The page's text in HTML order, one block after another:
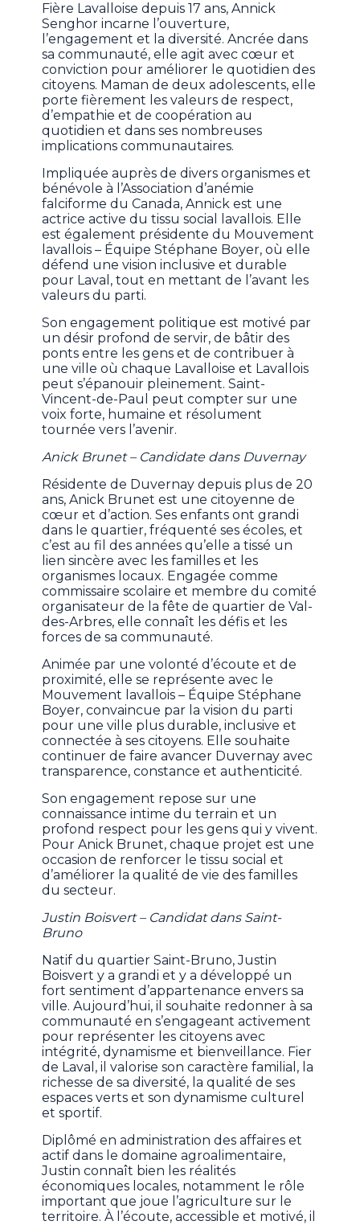
Fière Lavalloise depuis 17 ans, Annick
Senghor incarne l’ouverture,
l’engagement et la diversité. Ancrée dans
sa communauté, elle agit avec cœur et
conviction pour améliorer le quotidien des
citoyens. Maman de deux adolescents, elle
porte fièrement les valeurs de respect,
d’empathie et de coopération au
quotidien et dans ses nombreuses
implications communautaires.
Impliquée auprès de divers organismes et
bénévole à l’Association d’anémie
falciforme du Canada, Annick est une
actrice active du tissu social lavallois. Elle
est également présidente du Mouvement
lavallois – Équipe Stéphane Boyer, où elle
défend une vision inclusive et durable
pour Laval, tout en mettant de l’avant les
valeurs du parti.
Son engagement politique est motivé par
un désir profond de servir, de bâtir des
ponts entre les gens et de contribuer à
une ville où chaque Lavalloise et Lavallois
peut s’épanouir pleinement. Saint-
Vincent-de-Paul peut compter sur une
voix forte, humaine et résolument
tournée vers l’avenir.
Anick Brunet – Candidate dans Duvernay
Résidente de Duvernay depuis plus de 20
ans, Anick Brunet est une citoyenne de
cœur et d’action. Ses enfants ont grandi
dans le quartier, fréquenté ses écoles, et
c’est au fil des années qu’elle a tissé un
lien sincère avec les familles et les
organismes locaux. Engagée comme
commissaire scolaire et membre du comité
organisateur de la fête de quartier de Val-
des-Arbres, elle connaît les défis et les
forces de sa communauté.
Animée par une volonté d’écoute et de
proximité, elle se représente avec le
Mouvement lavallois – Équipe Stéphane
Boyer, convaincue par la vision du parti
pour une ville plus durable, inclusive et
connectée à ses citoyens. Elle souhaite
continuer de faire avancer Duvernay avec
transparence, constance et authenticité.
Son engagement repose sur une
connaissance intime du terrain et un
profond respect pour les gens qui y vivent.
Pour Anick Brunet, chaque projet est une
occasion de renforcer le tissu social et
d’améliorer la qualité de vie des familles
du secteur.
Justin Boisvert – Candidat dans Saint-
Bruno
Natif du quartier Saint-Bruno, Justin
Boisvert y a grandi et y a développé un
fort sentiment d’appartenance envers sa
ville. Aujourd’hui, il souhaite redonner à sa
communauté en s’engageant activement
pour représenter les citoyens avec
intégrité, dynamisme et bienveillance. Fier
de Laval, il valorise son caractère familial, la
richesse de sa diversité, la qualité de ses
espaces verts et son dynamisme culturel
et sportif.
Diplômé en administration des affaires et
actif dans le domaine agroalimentaire,
Justin connaît bien les réalités
économiques locales, notamment le rôle
important que joue l’agriculture sur le
territoire. À l’écoute, accessible et motivé, il